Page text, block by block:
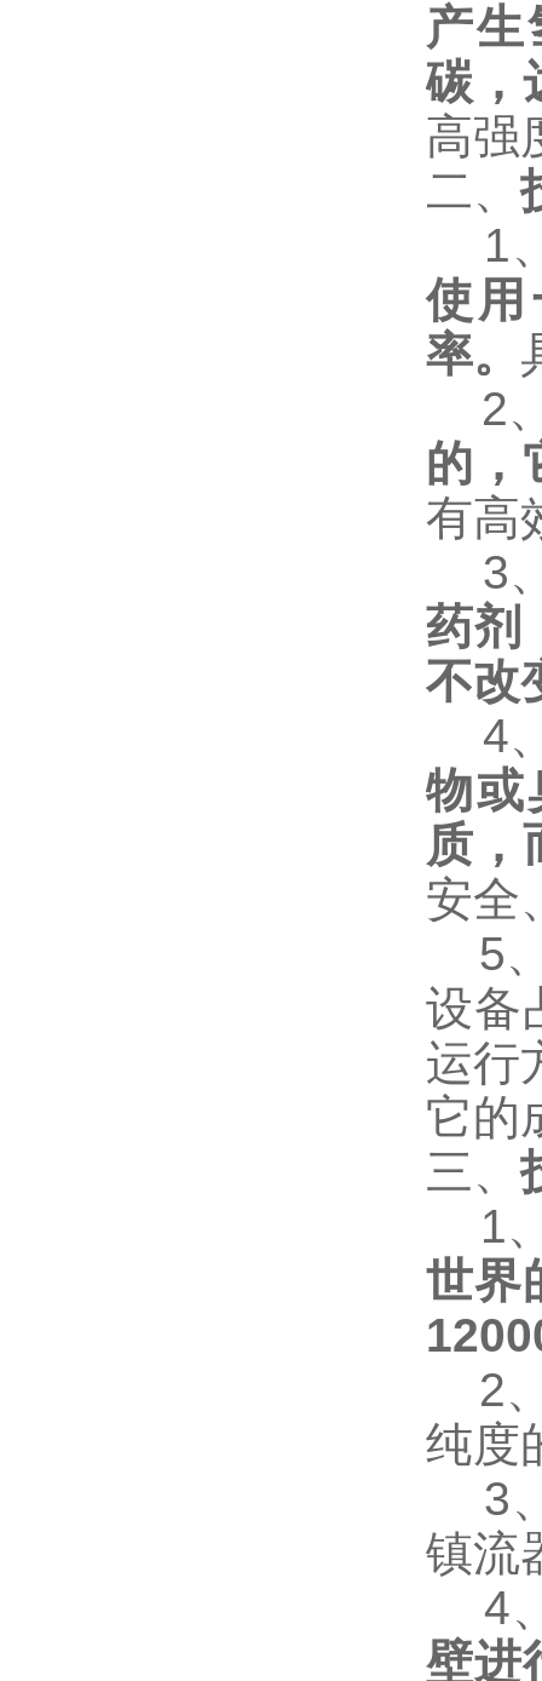
产
碳，
高强
二、
1
使
率。
2
的，
有高
3
药剂
不改
4
物或
质，
安全
5
设备
运行
它的
三、
1
世界
2
纯度
3
镇流
4
壁进